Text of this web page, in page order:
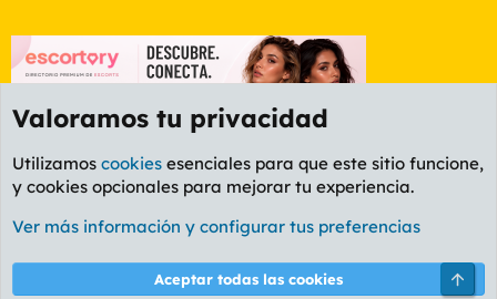
Foro Informática y Videojuegos
Cookies
PL OLDSTYLE AMARILLO
Términos y reglas Política de privacidad Ayuda
Valoramos tu privacidad
Utilizamos cookies esenciales para que este sitio funcione,
y cookies opcionales para mejorar tu experiencia.
Ver más información y configurar tus preferencias
Aceptar todas las cookies